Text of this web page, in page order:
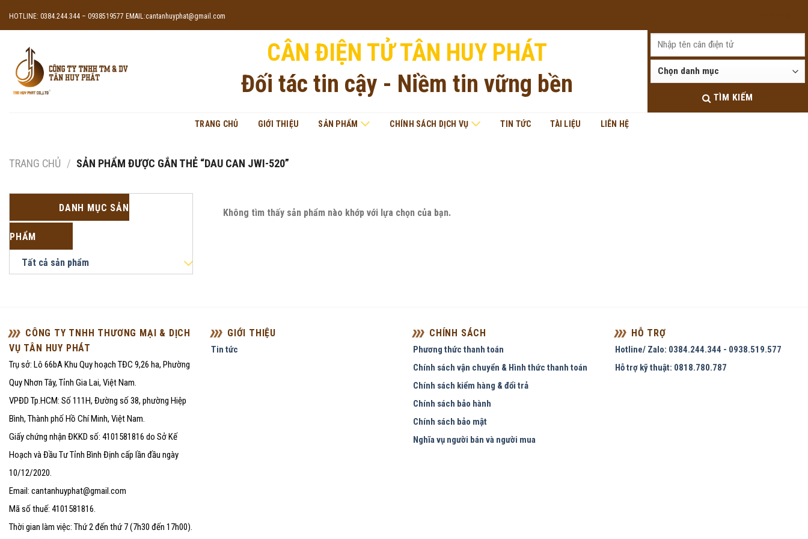
HOTLINE: 0384.244.344 – 0938519577 EMAIL:cantanhuyphat@gmail.com
CÂN ĐIỆN TỬ TÂN HUY PHÁT
Đối tác tin cậy - Niềm tin vững bền
TÌM KIẾM
TRANG CHỦ GIỚI THIỆU SẢN PHẨM CHÍNH SÁCH DỊCH VỤ TIN TỨC TÀI LIỆU LIÊN HỆ
TRANG CHỦ / SẢN PHẨM ĐƯỢC GẮN THẺ “DAU CAN JWI-520”
DANH MỤC SẢN
PHẨM
Tất cả sản phẩm
Không tìm thấy sản phẩm nào khớp với lựa chọn của bạn.
CÔNG TY TNHH THƯƠNG MẠI & DỊCH
VỤ TÂN HUY PHÁT
Trụ sở: Lô 66bA Khu Quy hoạch TĐC 9,26 ha, Phường
Quy Nhơn Tây, Tỉnh Gia Lai, Việt Nam.
VPĐD Tp.HCM: Số 111H, Đường số 38, phường Hiệp
Bình, Thành phố Hồ Chí Minh, Việt Nam.
Giấy chứng nhận ĐKKD số: 4101581816 do Sở Kế
Hoạch và Đầu Tư Tỉnh Bình Định cấp lần đầu ngày
10/12/2020.
Email: cantanhuyphat@gmail.com
Mã số thuế: 4101581816.
Thời gian làm việc: Thứ 2 đến thứ 7 (7h30 đến 17h00).
GIỚI THIỆU
Tin tức
CHÍNH SÁCH
Phương thức thanh toán
Chính sách vận chuyển & Hình thức thanh toán
Chính sách kiểm hàng & đổi trả
Chính sách bảo hành
Chính sách bảo mật
Nghĩa vụ người bán và người mua
HỖ TRỢ
Hotline/ Zalo: 0384.244.344 - 0938.519.577
Hỗ trợ kỹ thuật: 0818.780.787